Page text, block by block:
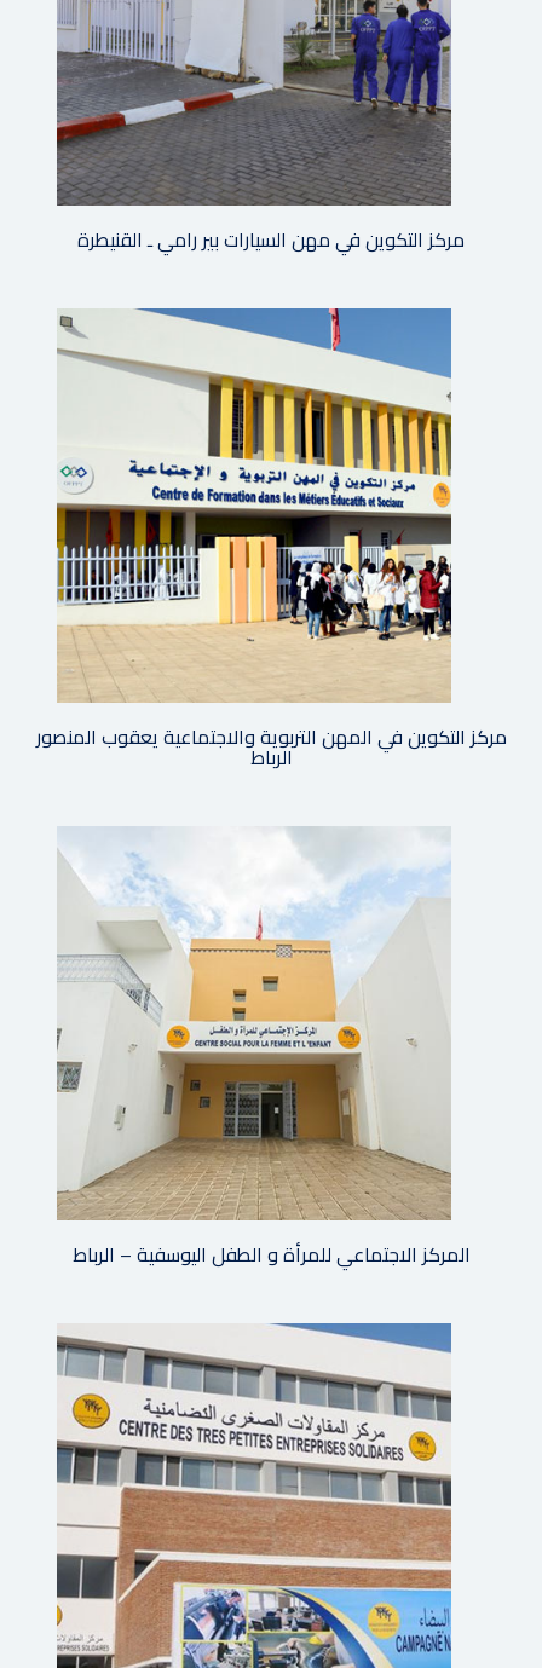
مركز التكوين في مهن السيارات بير رامي ـ القنيطرة
مركز التكوين في المهن التربوية والاجتماعية يعقوب المنصور
الرباط
المركز الاجتماعي للمرأة و الطفل اليوسفية – الرباط